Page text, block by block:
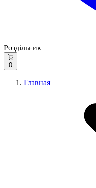
Роздільник
0
Главная